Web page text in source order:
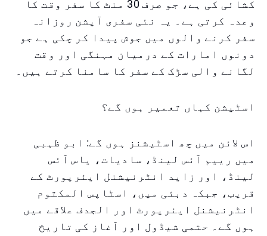
کشائی کی ہے، جو صرف 30 منٹ کا سفر وقت کا
وعدہ کرتی ہے۔ یہ نئی سفری آپشن روزانہ
سفر کرنے والوں میں جوش پیدا کر چکی ہے جو
دونوں امارات کے درمیان مہنگی اور وقت
لگانے والی سڑک کے سفر کا سامنا کرتے ہیں۔
اسٹیشن کہاں تعمیر ہوں گے؟
اس لائن میں چھ اسٹیشنز ہوں گے: ابو ظہبی
میں رییم آئس لینڈ، سادیات، یاس آئس
لینڈ، اور زاید انٹرنیشنل ایئرپورٹ کے
قریب، جبکہ دبئی میں، اسٹاپس المکتوم
انٹرنیشنل ایئرپورٹ اور الجدف علاقے میں
ہوں گے۔ حتمی شیڈول اور آغاز کی تاریخ